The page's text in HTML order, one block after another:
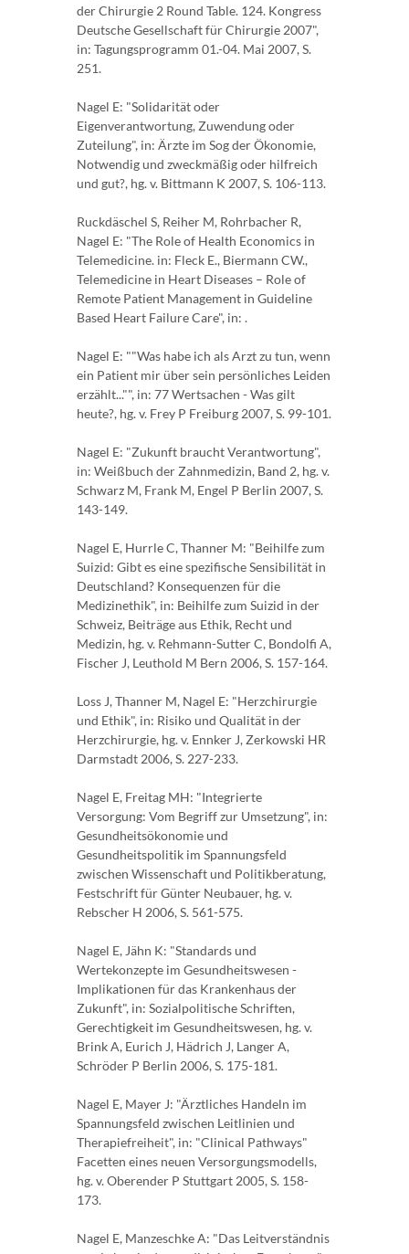
der Chirurgie 2 Round Table. 124. Kongress
Deutsche Gesellschaft für Chirurgie 2007",
in: Tagungsprogramm 01.-04. Mai 2007, S.
251.
Nagel E: "Solidarität oder
Eigenverantwortung, Zuwendung oder
Zuteilung", in: Ärzte im Sog der Ökonomie,
Notwendig und zweckmäßig oder hilfreich
und gut?, hg. v. Bittmann K 2007, S. 106-113.
Ruckdäschel S, Reiher M, Rohrbacher R,
Nagel E: "The Role of Health Economics in
Telemedicine. in: Fleck E., Biermann CW.,
Telemedicine in Heart Diseases – Role of
Remote Patient Management in Guideline
Based Heart Failure Care", in: .
Nagel E: ""Was habe ich als Arzt zu tun, wenn
ein Patient mir über sein persönliches Leiden
erzählt..."", in: 77 Wertsachen - Was gilt
heute?, hg. v. Frey P Freiburg 2007, S. 99-101.
Nagel E: "Zukunft braucht Verantwortung",
in: Weißbuch der Zahnmedizin, Band 2, hg. v.
Schwarz M, Frank M, Engel P Berlin 2007, S.
143-149.
Nagel E, Hurrle C, Thanner M: "Beihilfe zum
Suizid: Gibt es eine spezifische Sensibilität in
Deutschland? Konsequenzen für die
Medizinethik", in: Beihilfe zum Suizid in der
Schweiz, Beiträge aus Ethik, Recht und
Medizin, hg. v. Rehmann-Sutter C, Bondolfi A,
Fischer J, Leuthold M Bern 2006, S. 157-164.
Loss J, Thanner M, Nagel E: "Herzchirurgie
und Ethik", in: Risiko und Qualität in der
Herzchirurgie, hg. v. Ennker J, Zerkowski HR
Darmstadt 2006, S. 227-233.
Nagel E, Freitag MH: "Integrierte
Versorgung: Vom Begriff zur Umsetzung", in:
Gesundheitsökonomie und
Gesundheitspolitik im Spannungsfeld
zwischen Wissenschaft und Politikberatung,
Festschrift für Günter Neubauer, hg. v.
Rebscher H 2006, S. 561-575.
Nagel E, Jähn K: "Standards und
Wertekonzepte im Gesundheitswesen -
Implikationen für das Krankenhaus der
Zukunft", in: Sozialpolitische Schriften,
Gerechtigkeit im Gesundheitswesen, hg. v.
Brink A, Eurich J, Hädrich J, Langer A,
Schröder P Berlin 2006, S. 175-181.
Nagel E, Mayer J: "Ärztliches Handeln im
Spannungsfeld zwischen Leitlinien und
Therapiefreiheit", in: "Clinical Pathways"
Facetten eines neuen Versorgungsmodells,
hg. v. Oberender P Stuttgart 2005, S. 158-
173.
Nagel E, Manzeschke A: "Das Leitverständnis